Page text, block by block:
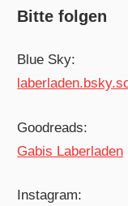
Bitte folgen
Blue Sky:
Goodreads:
Gabis Laberladen
Instagram: